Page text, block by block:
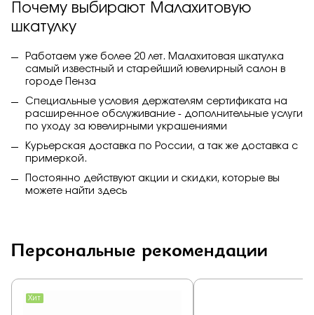
Почему выбирают Малахитовую
шкатулку
Работаем уже более 20 лет. Малахитовая шкатулка
самый известный и старейший ювелирный салон в
городе Пенза
Специальные условия держателям сертификата на
расширенное обслуживание - дополнительные услуги
по уходу за ювелирными украшениями
Курьерская доставка по России, а так же доставка с
примеркой.
Постоянно действуют акции и скидки, которые вы
можете найти здесь
Персональные рекомендации